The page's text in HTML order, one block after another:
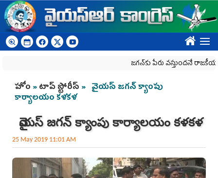
Skip to main content
????
జగన్‌కు పేరు వస్తుందనే రాజకీయ కక్షతో
You are here
హోం »టాప్ స్టోరీస్ » వైయ‌స్ జ‌గ‌న్ క్యాంపు
కార్యాలయం క‌ళ‌క‌ళ‌
వైయ‌స్ జ‌గ‌న్ క్యాంపు కార్యాలయం క‌ళ‌క‌ళ‌
25 May 2019 11:01 AM